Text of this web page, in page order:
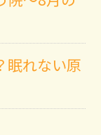
眠れない原